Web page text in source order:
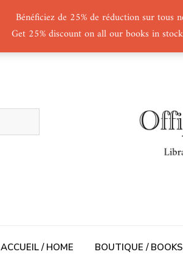
Bénéficiez de 25% de réduction sur tous
Get 25% discount on all our books in
ACCUEIL / HOME BOUTIQUE /